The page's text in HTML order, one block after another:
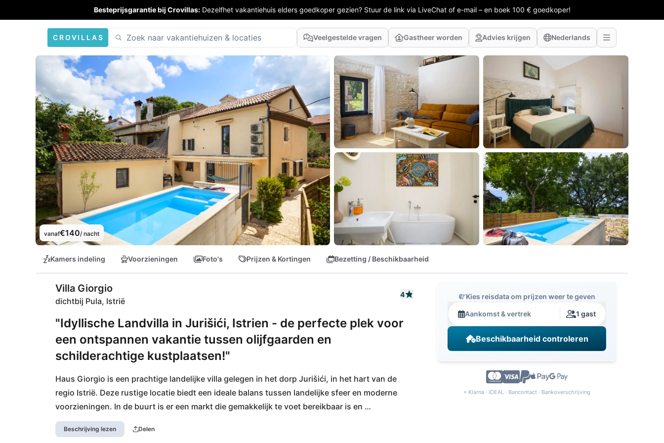
Besteprijsgarantie bij Crovillas: Dezelfhet vakantiehuis elders goedkoper gezien? Stuur de link via LiveChat of e-mail – en boek 100 € goedkoper!
CROVILLAS Veelgestelde vragen Gastheer worden Advies krijgen Nederlands
vanaf€140/ nacht
Kamers indeling Voorzieningen Foto's Prijzen & Kortingen Bezetting / Beschikbaarheid
Villa Giorgio
dichtbij Pula, Istrië
4
"Idyllische Landvilla in Jurišići, Istrien - de perfecte plek voor
een ontspannen vakantie tussen olijfgaarden en
schilderachtige kustplaatsen!"
Haus Giorgio is een prachtige landelijke villa gelegen in het dorp Jurišići, in het hart van de
regio Istrië. Deze rustige locatie biedt een ideale balans tussen landelijke sfeer en moderne
voorzieningen. In de buurt is er een markt die gemakkelijk te voet bereikbaar is en
basiswinkelmogelijkheden biedt. Istrië, een regio rijk aan geschiedenis en natuurlijke
schoonheid, zal u betoveren met schilderachtige steden, olijfgaarden, wijngaarden en
Beschrijving lezen Delen
Kies reisdata om prijzen weer te geven
Aankomst & vertrek 1 gast
Beschikbaarheid controleren
+ Klarna · iDEAL · Bancontact · Bankoverschrijving